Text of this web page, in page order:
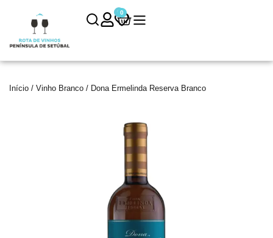
00
Início / Vinho Branco / Dona Ermelinda Reserva Branco